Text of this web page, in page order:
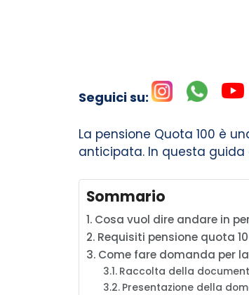
Seguici su:
La pensione Quota 100 è
anticipata. In questa guida
Sommario
Cosa vuol dire andare in
Requisiti pensione quota
Come fare domanda per
Raccolta della
Presentazione della